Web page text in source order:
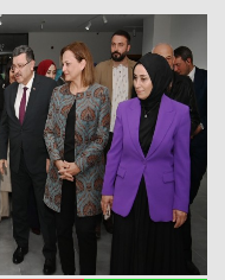
ANKETLER
FOTO GALERİ
VİDEO GALERİ
KÜNYE
İLETİŞİM